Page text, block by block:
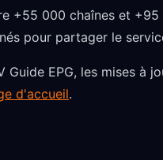
+55 000 chaînes et +95
pour partager le
EPG, les mises à
d'accueil.